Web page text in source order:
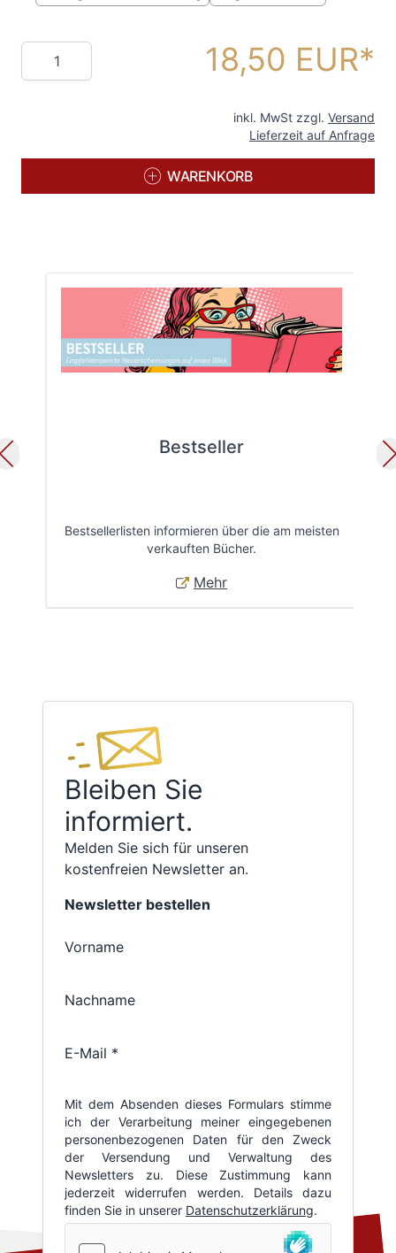
Menge 18,50 EUR
inkl. MwSt zzgl. Versand
Lieferzeit auf Anfrage
WARENKORB
Bestseller
Bestsellerlisten informieren über die am meisten
verkauften Bücher.
Mehr
Bleiben Sie
informiert.
Melden Sie sich für unseren
kostenfreien Newsletter an.